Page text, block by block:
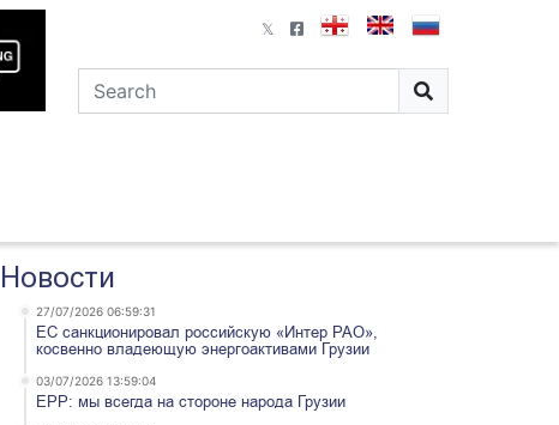
Новости
27/07/2026 06:59:31
ЕС санкционировал российскую «Интер РАО»,
косвенно владеющую энергоактивами Грузии
03/07/2026 13:59:04
EPP: мы всегда на стороне народа Грузии